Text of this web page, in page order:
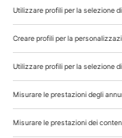
Chi Siamo